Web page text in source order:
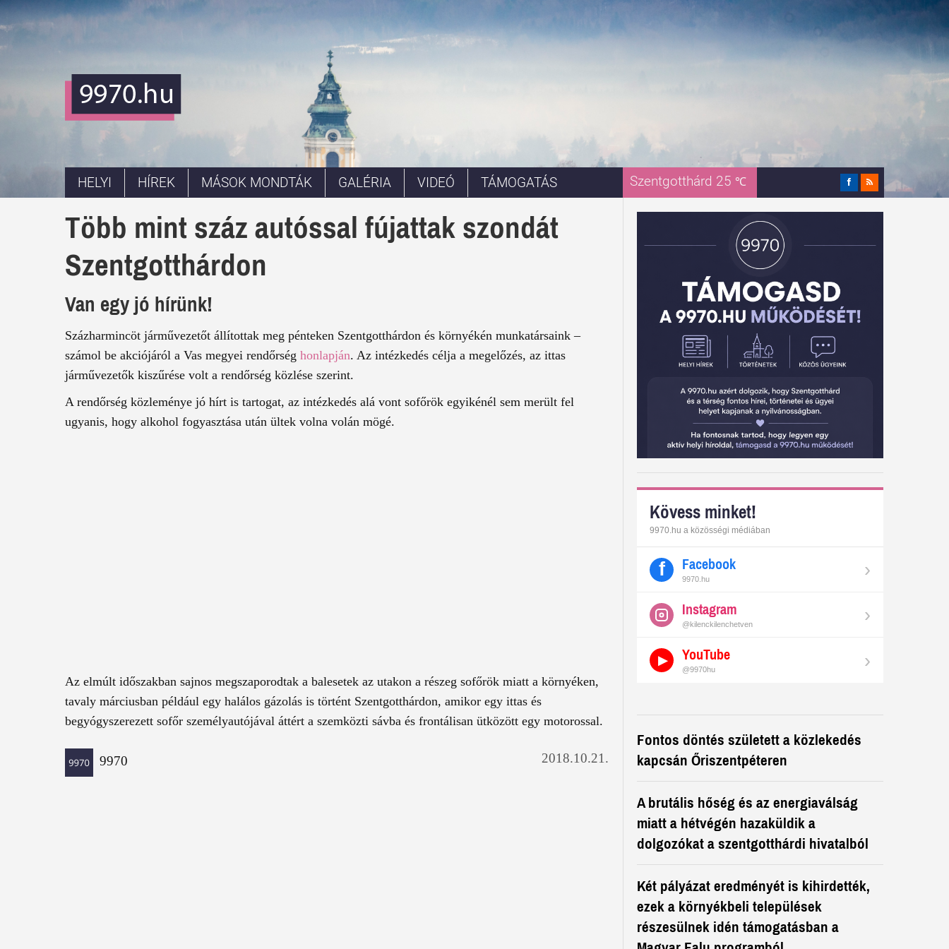
Szentgotthárd 25 ℃
HELYI HÍREK MÁSOK MONDTÁK GALÉRIA VIDEÓ TÁMOGATÁS
Több mint száz autóssal fújattak szondát
Szentgotthárdon
Van egy jó hírünk!
Százharmincöt járművezetőt állítottak meg pénteken Szentgotthárdon és környékén munkatársaink –
számol be akciójáról a Vas megyei rendőrség honlapján. Az intézkedés célja a megelőzés, az ittas
járművezetők kiszűrése volt a rendőrség közlése szerint.
A rendőrség közleménye jó hírt is tartogat, az intézkedés alá vont sofőrök egyikénél sem merült fel
ugyanis, hogy alkohol fogyasztása után ültek volna volán mögé.
Az elmúlt időszakban sajnos megszaporodtak a balesetek az utakon a részeg sofőrök miatt a környéken,
tavaly márciusban például egy halálos gázolás is történt Szentgotthárdon, amikor egy ittas és
begyógyszerezett sofőr személyautójával áttért a szemközti sávba és frontálisan ütközött egy motorossal.
9970 2018.10.21.
Kövess minket!
9970.hu a közösségi médiában
Facebook
9970.hu ›
Instagram
@kilenckilenchetven ›
YouTube
@9970hu ›
Fontos döntés született a közlekedés
kapcsán Őriszentpéteren
A brutális hőség és az energiaválság
miatt a hétvégén hazaküldik a
dolgozókat a szentgotthárdi hivatalból
Két pályázat eredményét is kihirdették,
ezek a környékbeli települések
részesülnek idén támogatásban a